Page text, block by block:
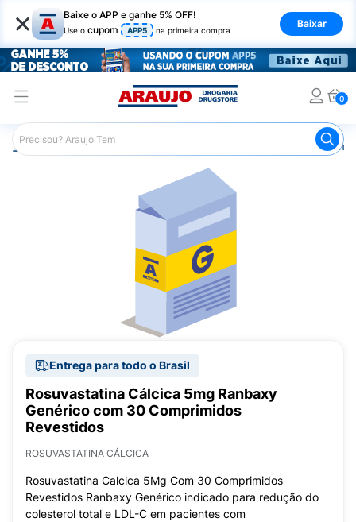
× Baixe o APP e ganhe 5% OFF!
Use o cupom APP5 na primeira compra
Baixar
0
Araujo Medicamentos
Entrega para todo o Brasil
Rosuvastatina Cálcica 5mg Ranbaxy
Genérico com 30 Comprimidos
Revestidos
ROSUVASTATINA CÁLCICA
Rosuvastatina Calcica 5Mg Com 30 Comprimidos
Revestidos Ranbaxy Genérico indicado para redução do
colesterol total e LDL-C em pacientes com